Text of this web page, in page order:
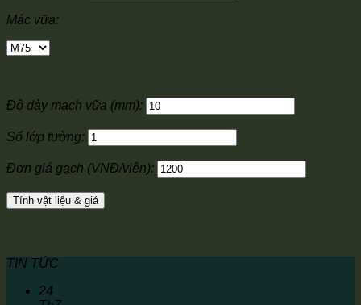
Mác vữa:
Độ dày mạch vữa (mm):
Số lớp tường:
Đơn giá gạch (VNĐ/viên):
Tính vật liệu & giá
TIN TỨC
24